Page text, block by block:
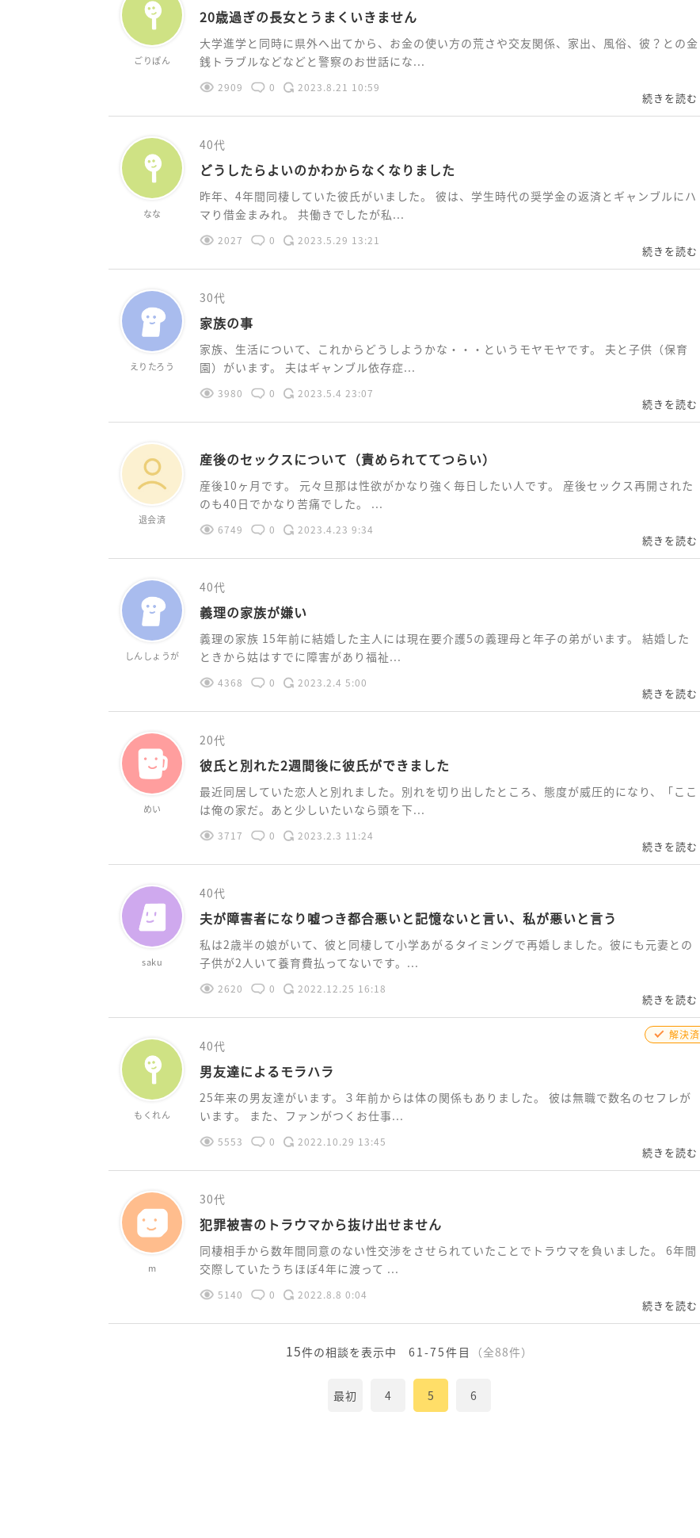
ごりぽん
20歳過ぎの長女とうまくいきません
大学進学と同時に県外へ出てから、お金の使い方の荒さや交友関係、家出、風俗、彼？との金
銭トラブルなどなどと警察のお世話にな...
2909 0 2023.8.21 10:59
続きを読む
なな
40代
どうしたらよいのかわからなくなりました
昨年、4年間同棲していた彼氏がいました。 彼は、学生時代の奨学金の返済とギャンブルにハ
マり借金まみれ。 共働きでしたが私...
2027 0 2023.5.29 13:21
続きを読む
えりたろう
30代
家族の事
家族、生活について、これからどうしようかな・・・というモヤモヤです。 夫と子供（保育
園）がいます。 夫はギャンブル依存症...
3980 0 2023.5.4 23:07
続きを読む
退会済
産後のセックスについて（責められててつらい）
産後10ヶ月です。 元々旦那は性欲がかなり強く毎日したい人です。 産後セックス再開された
のも40日でかなり苦痛でした。 ...
6749 0 2023.4.23 9:34
続きを読む
しんしょうが
40代
義理の家族が嫌い
義理の家族 15年前に結婚した主人には現在要介護5の義理母と年子の弟がいます。 結婚した
ときから姑はすでに障害があり福祉...
4368 0 2023.2.4 5:00
続きを読む
めい
20代
彼氏と別れた2週間後に彼氏ができました
最近同居していた恋人と別れました。別れを切り出したところ、態度が威圧的になり、「ここ
は俺の家だ。あと少しいたいなら頭を下...
3717 0 2023.2.3 11:24
続きを読む
saku
40代
夫が障害者になり嘘つき都合悪いと記憶ないと言い、私が悪いと言う
私は2歳半の娘がいて、彼と同棲して小学あがるタイミングで再婚しました。彼にも元妻との
子供が2人いて養育費払ってないです。...
2620 0 2022.12.25 16:18
続きを読む
もくれん
解決済
40代
男友達によるモラハラ
25年来の男友達がいます。３年前からは体の関係もありました。 彼は無職で数名のセフレが
います。 また、ファンがつくお仕事...
5553 0 2022.10.29 13:45
続きを読む
m
30代
犯罪被害のトラウマから抜け出せません
同棲相手から数年間同意のない性交渉をさせられていたことでトラウマを負いました。 6年間
交際していたうちほぼ4年に渡って ...
5140 0 2022.8.8 0:04
続きを読む
15件の相談を表示中 61-75件目 （全88件）
最初 4 5 6